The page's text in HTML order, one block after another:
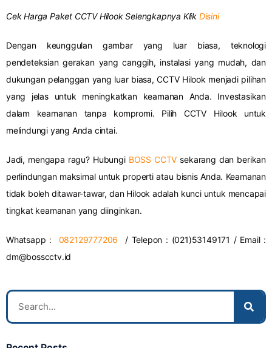
Cek Harga Paket CCTV Hilook Selengkapnya Klik Disini
Dengan keunggulan gambar yang luar biasa, teknologi
pendeteksian gerakan yang canggih, instalasi yang mudah, dan
dukungan pelanggan yang luar biasa, CCTV Hilook menjadi pilihan
yang jelas untuk meningkatkan keamanan Anda. Investasikan
dalam keamanan tanpa kompromi. Pilih CCTV Hilook untuk
melindungi yang Anda cintai.
Jadi, mengapa ragu? Hubungi BOSS CCTV sekarang dan berikan
perlindungan maksimal untuk properti atau bisnis Anda. Keamanan
tidak boleh ditawar-tawar, dan Hilook adalah kunci untuk mencapai
tingkat keamanan yang diinginkan.
Whatsapp : 082129777206 / Telepon : (021)53149171 / Email :
dm@bosscctv.id